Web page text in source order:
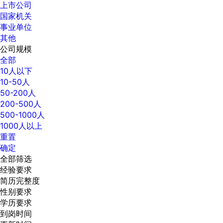
上市公司
国家机关
事业单位
其他
公司规模
全部
10人以下
10-50人
50-200人
200-500人
500-1000人
1000人以上
重置
确定
全部筛选
经验要求
简历完整度
性别要求
学历要求
到岗时间